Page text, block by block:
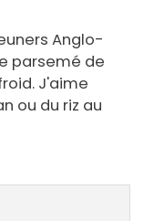
Anglo-
parsemé de
J'aime
ou du riz au